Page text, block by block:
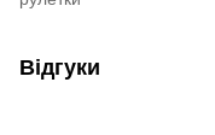
Відгуки